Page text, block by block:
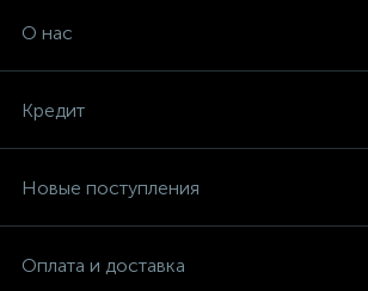
О нас
Кредит
Новые поступления
Оплата и доставка